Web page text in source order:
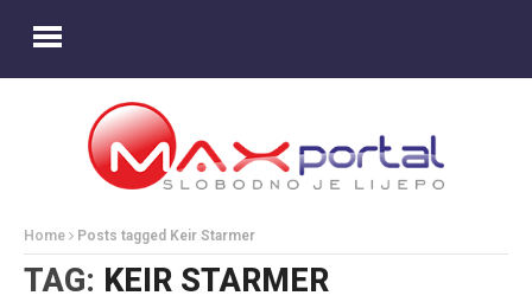
Home Posts tagged Keir Starmer
TAG: KEIR STARMER